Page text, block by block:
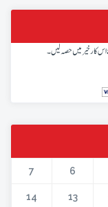
اس کار خیر میں حصہ لیں۔
6
7
13
14